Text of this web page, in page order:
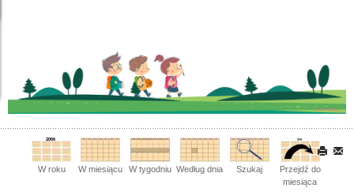
W roku W miesiącu W tygodniu Według dnia Szukaj
Przejdź do
miesiąca